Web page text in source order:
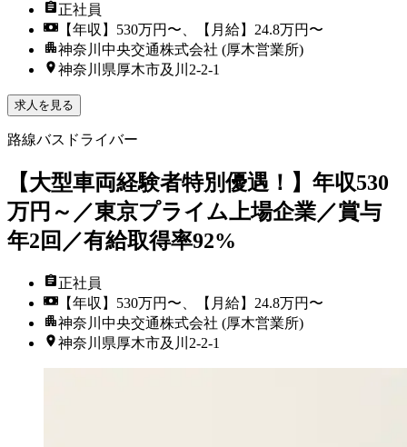
正社員
【年収】530万円〜、【月給】24.8万円〜
神奈川中央交通株式会社 (厚木営業所)
神奈川県厚木市及川2-2-1
求人を見る
路線バスドライバー
【大型車両経験者特別優遇！】年収530
万円～／東京プライム上場企業／賞与
年2回／有給取得率92%
正社員
【年収】530万円〜、【月給】24.8万円〜
神奈川中央交通株式会社 (厚木営業所)
神奈川県厚木市及川2-2-1